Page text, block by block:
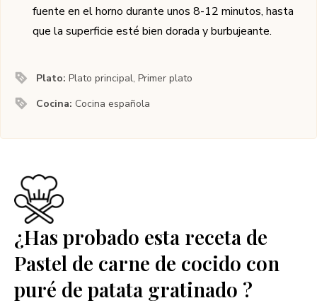
fuente en el horno durante unos 8-12 minutos, hasta
que la superficie esté bien dorada y burbujeante.
Plato:Plato principal, Primer plato
Cocina: Cocina española
¿Has probado esta receta de
Pastel de carne de cocido con
puré de patata gratinado ?